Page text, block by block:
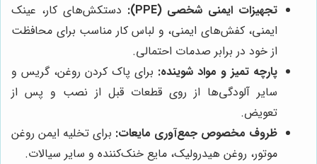
تجهیزات ایمنی شخصی (PPE):
دستکش‌های کار، عینک
ایمنی، کفش‌های ایمنی، و لباس کار مناسب برای محافظت
از خود در برابر صدمات احتمالی.
پارچه تمیز و مواد شوینده: برای پاک کردن روغن، گریس و
سایر آلودگی‌ها از روی قطعات قبل از نصب و پس از
تعویض.
ظروف مخصوص جمع‌آوری مایعات: برای تخلیه ایمن روغن
موتور، روغن هیدرولیک، مایع خنک‌کننده و سایر سیالات.